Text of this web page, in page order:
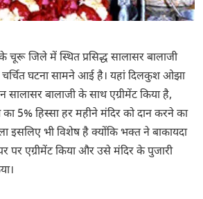
चूरू जिले में स्थित प्रसिद्ध सालासर बालाजी
घटना सामने आई है। यहां दिलकुश ओझा
बालाजी के साथ एग्रीमेंट किया है,
5% हिस्सा हर महीने मंदिर को दान करने का
इसलिए भी विशेष है क्योंकि भक्त ने बाकायदा
पर एग्रीमेंट किया और उसे मंदिर के पुजारी